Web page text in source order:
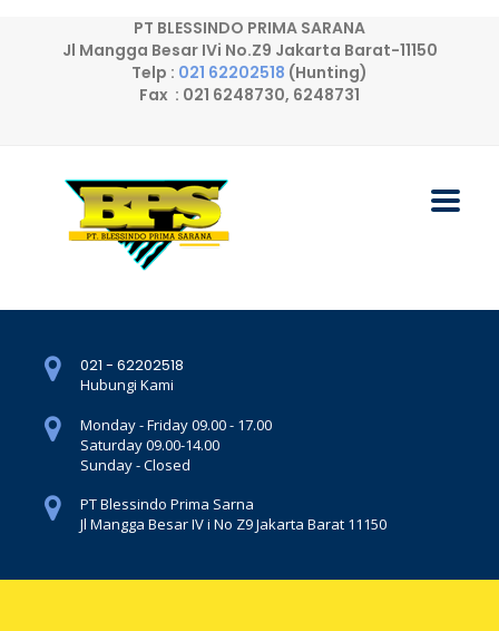
PT BLESSINDO PRIMA SARANA
Jl Mangga Besar IVi No.Z9 Jakarta Barat-11150
Telp : 021 62202518 (Hunting)
Fax : 021 6248730, 6248731
021 - 62202518
Hubungi Kami
Monday - Friday 09.00 - 17.00
Saturday 09.00-14.00
Sunday - Closed
PT Blessindo Prima Sarna
Jl Mangga Besar IV i No Z9 Jakarta Barat 11150